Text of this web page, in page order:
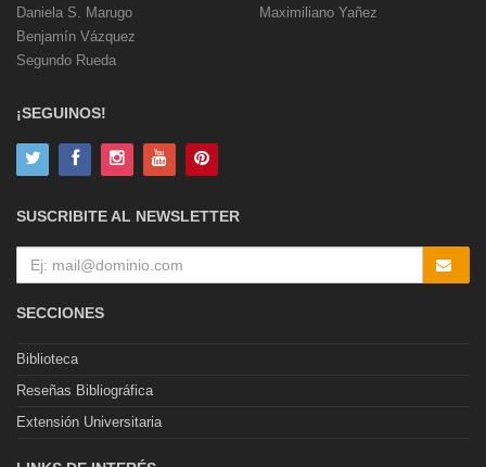
Daniela S. Marugo
Benjamín Vázquez
Segundo Rueda
Maximiliano Yañez
¡SEGUINOS!
SUSCRIBITE AL NEWSLETTER
SECCIONES
Biblioteca
Reseñas Bibliográfica
Extensión Universitaria